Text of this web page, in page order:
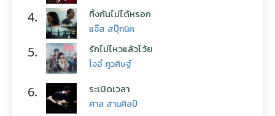
4. ทิ้งกันไม่ได้หรอก
แจ๊ส สปุ๊กนิค
5. รักไม่ไหวแล้วโว้ย
โจอี้ ภูวศิษฐ์
6. ระเบิดเวลา
ศาล สานศิลป์